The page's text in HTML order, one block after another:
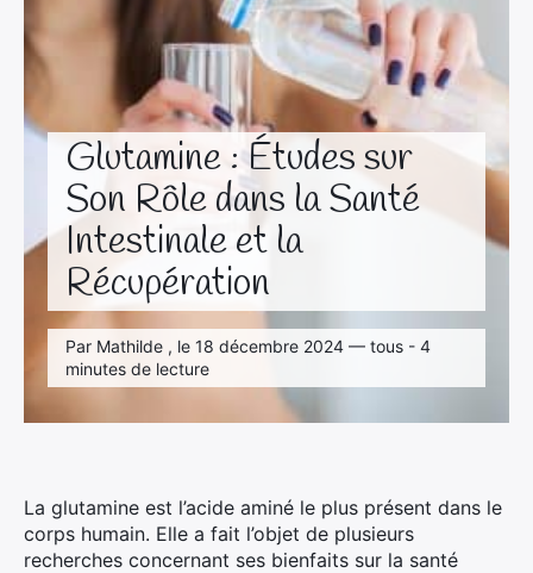
Glutamine : Études sur
Son Rôle dans la Santé
Intestinale et la
Récupération
Par Mathilde , le 18 décembre 2024 — tous - 4
minutes de lecture
La glutamine est l’acide aminé le plus présent dans le
corps humain. Elle a fait l’objet de plusieurs
recherches concernant ses bienfaits sur la santé
Déco & Maison